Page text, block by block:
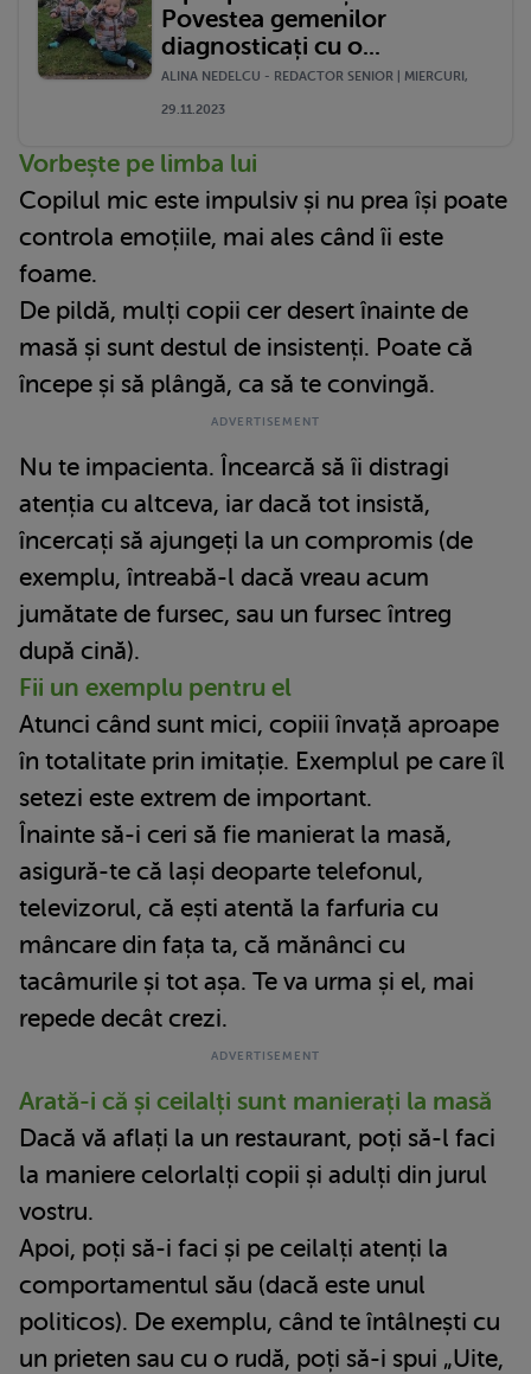
Povestea gemenilor
diagnosticați cu o...
ALINA NEDELCU - REDACTOR SENIOR | MIERCURI,
29.11.2023
Vorbește pe limba lui
Copilul mic este impulsiv și nu prea își poate
controla emoțiile, mai ales când îi este
foame.
De pildă, mulți copii cer desert înainte de
masă și sunt destul de insistenți. Poate că
începe și să plângă, ca să te convingă.
Nu te impacienta. Încearcă să îi distragi
atenția cu altceva, iar dacă tot insistă,
încercați să ajungeți la un compromis (de
exemplu, întreabă-l dacă vreau acum
jumătate de fursec, sau un fursec întreg
după cină).
Fii un exemplu pentru el
Atunci când sunt mici, copiii învață aproape
în totalitate prin imitație. Exemplul pe care îl
setezi este extrem de important.
Înainte să-i ceri să fie manierat la masă,
asigură-te că lași deoparte telefonul,
televizorul, că ești atentă la farfuria cu
mâncare din fața ta, că mănânci cu
tacâmurile și tot așa. Te va urma și el, mai
repede decât crezi.
Arată-i că și ceilalți sunt manierați la masă
Dacă vă aflați la un restaurant, poți să-l faci
la maniere celorlalți copii și adulți din jurul
vostru.
Apoi, poți să-i faci și pe ceilalți atenți la
comportamentul său (dacă este unul
politicos). De exemplu, când te întâlnești cu
un prieten sau cu o rudă, poți să-i spui „Uite,